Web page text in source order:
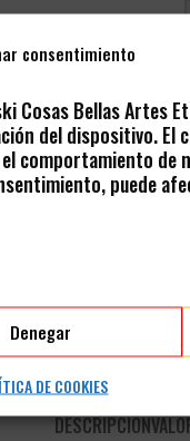
consentimiento
Cosas Bellas Artes
del dispositivo. El
comportamiento de
puede
Denegar
DE COOKIES
DESCRIPCIÓN